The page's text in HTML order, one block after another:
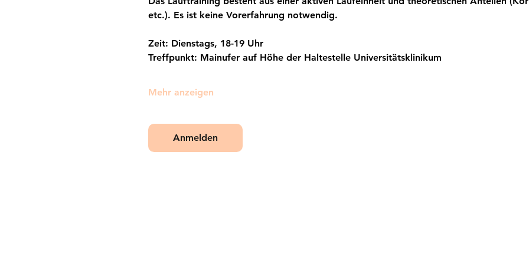
etc.). Es ist keine Vorerfahrung notwendig.
Zeit: Dienstags, 18-19 Uhr
Treffpunkt: Mainufer auf Höhe der Haltestelle Universitätsklinikum
Mehr anzeigen
Anmelden